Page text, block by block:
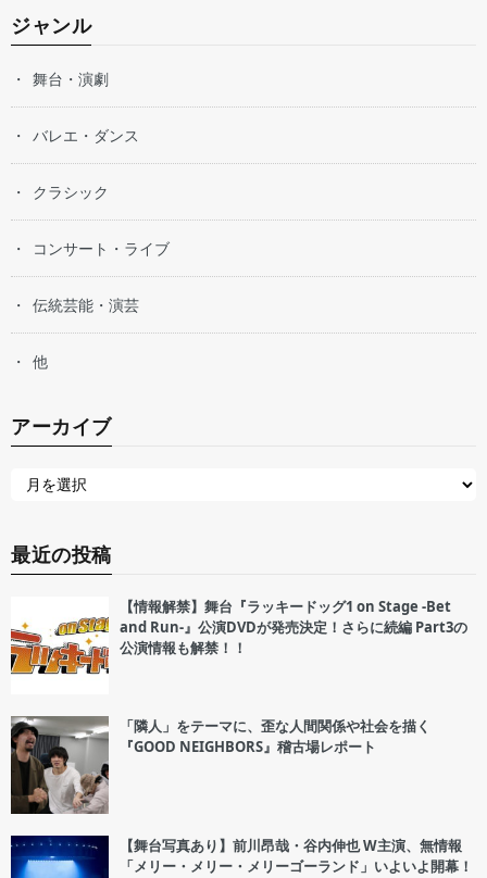
ジャンル
舞台・演劇
バレエ・ダンス
クラシック
コンサート・ライブ
伝統芸能・演芸
他
アーカイブ
最近の投稿
【情報解禁】舞台『ラッキードッグ1 on Stage -Bet
and Run-』公演DVDが発売決定！さらに続編 Part3の
公演情報も解禁！！
「隣人」をテーマに、歪な人間関係や社会を描く
『GOOD NEIGHBORS』稽古場レポート
【舞台写真あり】前川昂哉・谷内伸也 W主演、無情報
「メリー・メリー・メリーゴーランド」いよいよ開幕！